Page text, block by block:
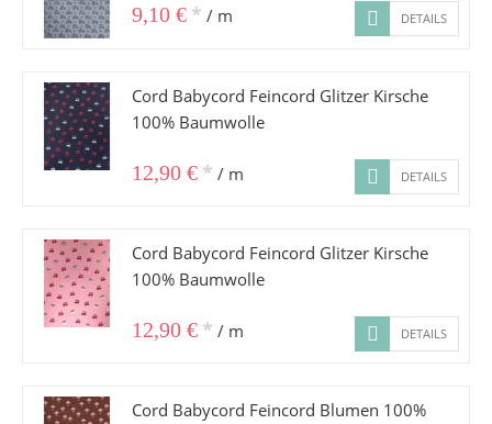
9,10 € * / m DETAILS
Cord Babycord Feincord Glitzer Kirsche
100% Baumwolle
12,90 € * / m DETAILS
Cord Babycord Feincord Glitzer Kirsche
100% Baumwolle
12,90 € * / m DETAILS
Cord Babycord Feincord Blumen 100%